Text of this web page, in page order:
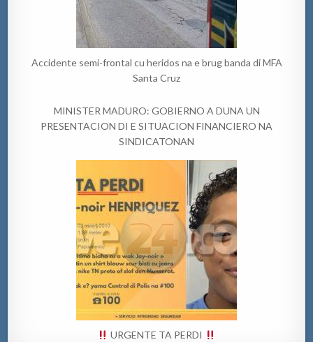
Accidente semi-frontal cu heridos na e brug banda di MFA
Santa Cruz
MINISTER MADURO: GOBIERNO A DUNA UN
PRESENTACION DI E SITUACION FINANCIERO NA
SINDICATONAN
URGENTE TA PERDI